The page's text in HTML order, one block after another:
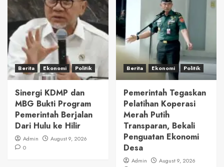
Berita Ekonomi Politik
Sinergi KDMP dan
MBG Bukti Program
Pemerintah Berjalan
Dari Hulu ke Hilir
Admin
August 9, 2026
0
Berita Ekonomi Politik
Pemerintah Tegaskan
Pelatihan Koperasi
Merah Putih
Transparan, Bekali
Penguatan Ekonomi
Desa
Admin
August 9, 2026